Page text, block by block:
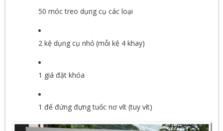
50 móc treo dụng cụ các loại
2 kệ dụng cụ nhỏ (mỗi kệ 4 khay)
1 giá đặt khóa
1 đế đứng đựng tuốc nơ vít (tuy vít)